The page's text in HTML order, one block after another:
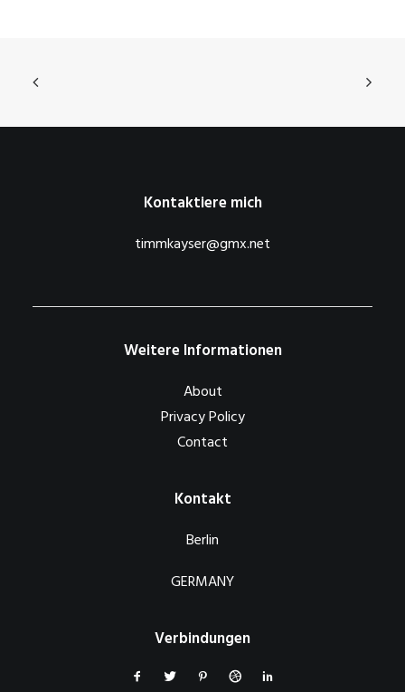
Kontaktiere mich
timmkayser@gmx.net
Weitere Informationen
About
Privacy Policy
Contact
Kontakt
Berlin
GERMANY
Verbindungen